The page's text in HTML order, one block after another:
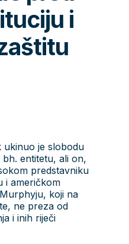
i
ukinuo je slobodu
entitetu, ali on,
predstavniku
i američkom
koji na
ne preza od
i inih riječi